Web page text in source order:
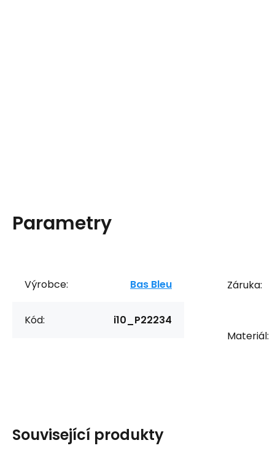
Parametry
Výrobce: Bas Bleu
Kód: i10_P22234
Záruka:
Materiál:
Související produkty